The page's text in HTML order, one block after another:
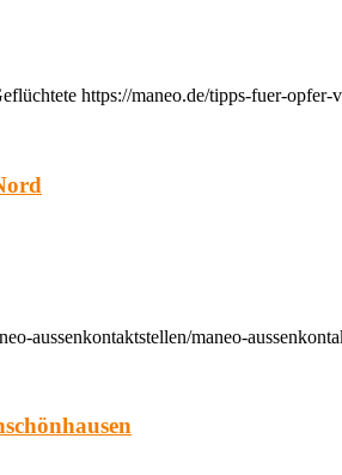
https://maneo.de/tipps-fuer-
aussenkontaktstellen/maneo-